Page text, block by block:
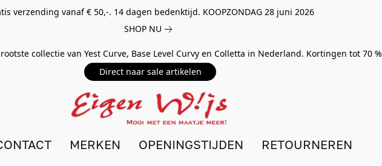
verzending vanaf € 50,-. 14 dagen bedenktijd. KOOPZONDAG 28 juni 2026
SHOP NU
collectie van Yest Curve, Base Level Curvy en Colletta in Nederland. Kortingen tot 70 %
Direct naar sale artikelen
MERKEN OPENINGSTIJDEN RETOURNEREN